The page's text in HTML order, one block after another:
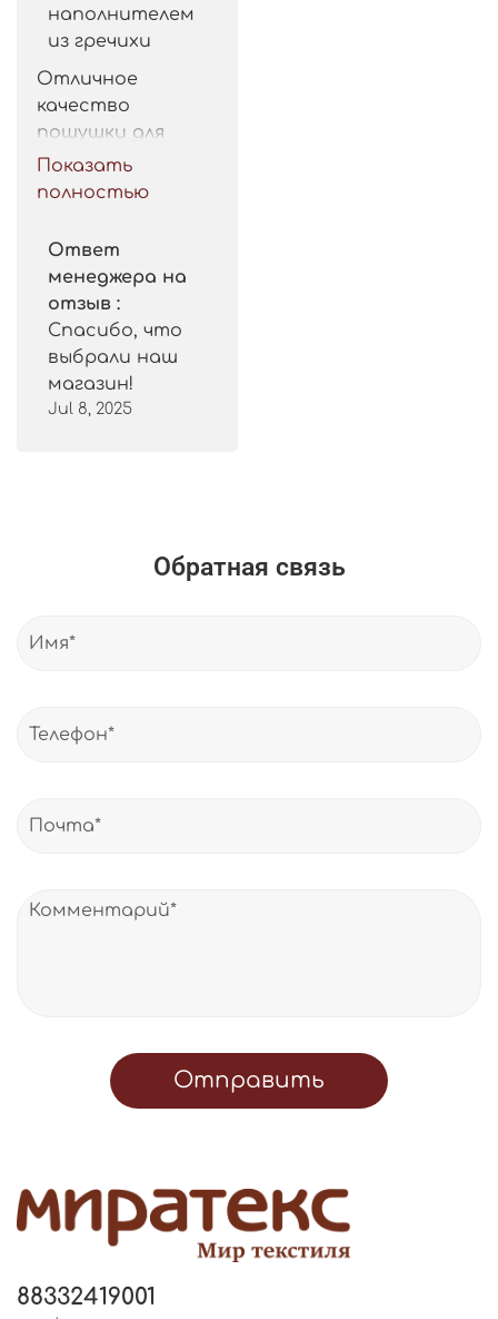
наполнителем
из гречихи
Отличное
качество
пошушки для
такой цены.
Рекомендую.
Показать
полностью
Ответ
менеджера на
отзыв :
Спасибо, что
выбрали наш
магазин!
Jul 8, 2025
Обратная связь
Отправить
88332419001